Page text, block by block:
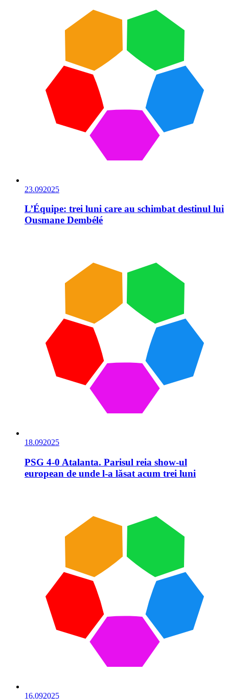
23.092025
L’Équipe: trei luni care au schimbat destinul lui
Ousmane Dembélé
18.092025
PSG 4-0 Atalanta. Parisul reia show-ul
european de unde l-a lăsat acum trei luni
16.092025